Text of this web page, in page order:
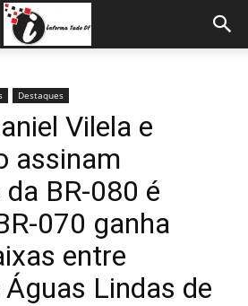
Destaques
Vilela e
assinam
BR-080 é
070 ganha
entre
Águas Lindas de